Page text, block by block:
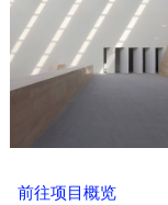
前往项目概览